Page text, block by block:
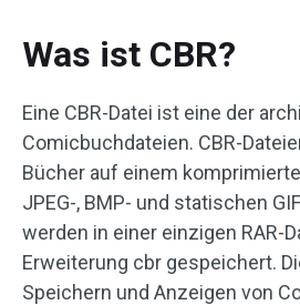
Was ist CBR?
Eine CBR-Datei ist eine der
Comicbuchdateien. CBR-
Bücher auf einem
JPEG-, BMP- und statischen
werden in einer einzigen RAR-
Erweiterung cbr gespeichert.
Speichern und Anzeigen von